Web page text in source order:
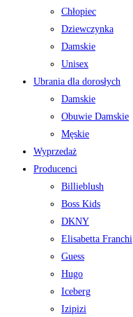
Chłopiec
Dziewczynka
Damskie
Unisex
Ubrania dla dorosłych
Damskie
Obuwie Damskie
Męskie
Wyprzedaż
Producenci
Billieblush
Boss Kids
DKNY
Elisabetta Franchi
Guess
Hugo
Iceberg
Izipizi